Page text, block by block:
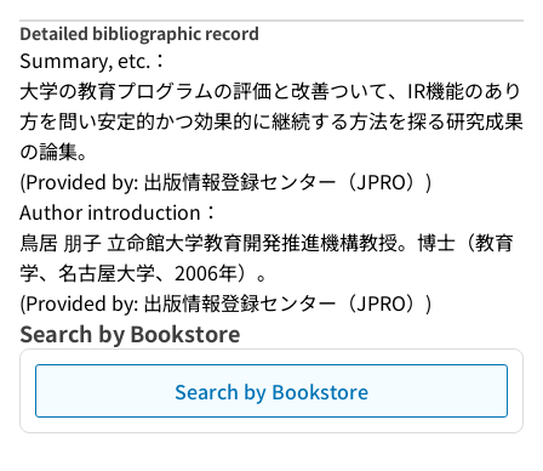
Detailed bibliographic record
Summary, etc.：
大学の教育プログラムの評価と改善ついて、IR機能のあり
方を問い安定的かつ効果的に継続する方法を探る研究成果
の論集。
(Provided by: 出版情報登録センター（JPRO）)
Author introduction：
鳥居 朋子 立命館大学教育開発推進機構教授。博士（教育
学、名古屋大学、2006年）。
(Provided by: 出版情報登録センター（JPRO）)
Search by Bookstore
Search by Bookstore